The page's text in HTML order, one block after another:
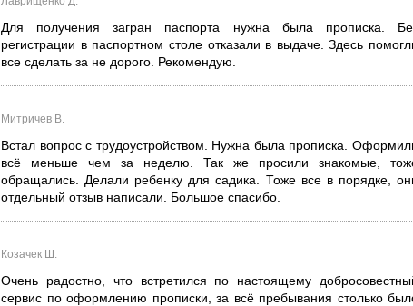
Для получения загран паспорта нужна была прописка.
регистрации в паспортном столе отказали в выдаче. Здесь
все сделать за не дорого. Рекомендую.
Митричев В.
Встал вопрос с трудоустройством. Нужна была прописка.
всё меньше чем за неделю. Так же просили знакомые,
обращались. Делали ребенку для садика. Тоже все в порядке,
отдельный отзыв написали. Большое спасибо.
Козачек Ш.
Очень радостно, что встретился по настоящему
сервис по оформлению прописки, за всё пребывания столько